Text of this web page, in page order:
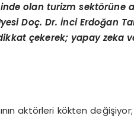
olan turizm sektörüne
Doç. Dr. İnci Erdoğan
çekerek; yapay zeka
aktörleri kökten